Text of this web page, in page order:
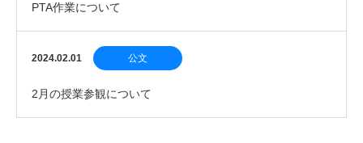
PTA作業について
2024.02.01 公文
2月の授業参観について